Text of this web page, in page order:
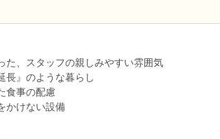
た、スタッフの親しみやすい雰囲気
長』のような暮らし
食事の配慮
かけない設備